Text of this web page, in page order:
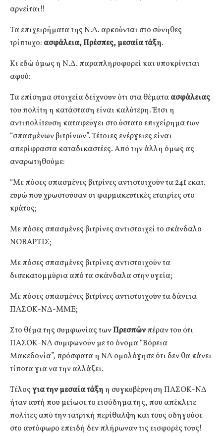
αρνείται!!
Τα επιχειρήματα της Ν.Δ. αρκούνται στο σύνηθες
τρίπτυχο: ασφάλεια, Πρέσπες, μεσαία τάξη.
Κι εδώ όμως η Ν.Δ. παραπληροφορεί και υποκρίνεται
αφού:
Τα επίσημα στοιχεία δείχνουν ότι στα θέματαασφάλειας
του πολίτη η κατάσταση είναι καλύτερη. Έτσι η
αντιπολίτευση καταφεύγει στο ύστατο επιχείρημα των
“σπασμένων βιτρίνων”. Τέτοιες ενέργειες είναι
απερίφραστα καταδικαστέες. Από την άλλη όμως ας
αναρωτηθούμε:
“Με πόσες σπασμένες βιτρίνες αντιστοιχούν τα 241 εκατ.
ευρώ που χρωστούσαν οι φαρμακευτικές εταιρίες στο
κράτος;
Με πόσες σπασμένες βιτρίνες αντιστοιχεί το σκάνδαλο
ΝΟΒΑΡΤΙΣ;
Με πόσες σπασμένες βιτρίνες αντιστοιχούν τα
δισεκατομμύρια από τα σκάνδαλα στην υγεία;
Με πόσες σπασμένες βιτρίνες αντιστοιχούν τα δάνεια
ΠΑΣΟΚ-ΝΔ-ΜΜΕ;
Στο θέμα της συμφωνίας τωνΠρεσπώνπέραν του ότι
ΠΑΣΟΚ-ΝΔ συμφωνούν με το όνομα “Βόρεια
Μακεδονία”, πρόσφατα η ΝΔ ομολόγησε ότι δεν θα κάνει
τίποτα για να την αλλάξει.
Τέλοςγια την μεσαία τάξηη συγκυβέρνηση ΠΑΣΟΚ-ΝΔ
ήταν αυτή που μείωσε το εισόδημα της, που απέκλειε
πολίτες από την ιατρική περίθαλψη και τους οδηγούσε
στο αυτόφωρο επειδή δεν πλήρωναν τις εισφορές τους!